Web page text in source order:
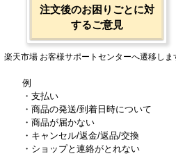
注文後のお困りごとに対
するご意見
楽天市場 お客様サポートセンターへ遷移しま
例
・支払い
・商品の発送/到着日時について
・商品が届かない
・キャンセル/返金/返品/交換
・ショップと連絡がとれない